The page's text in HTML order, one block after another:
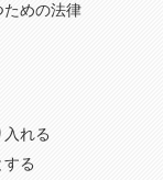
めの法律
れる
する